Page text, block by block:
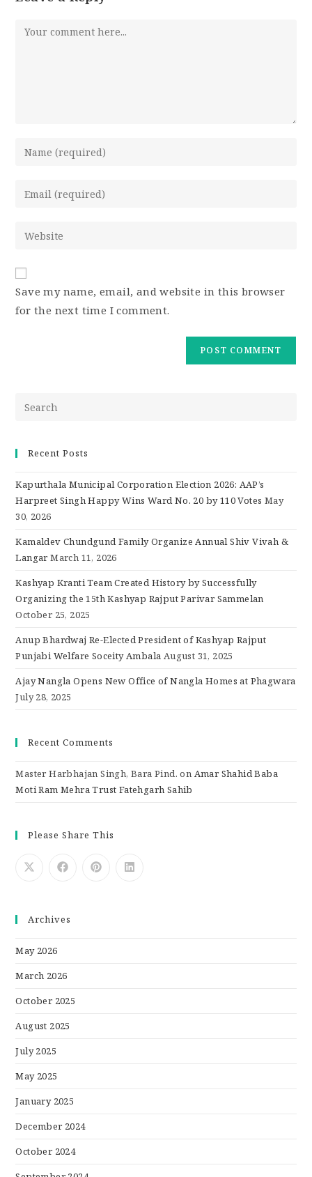
Save my name, email, and website in this browser
for the next time I comment.
Recent Posts
Kapurthala Municipal Corporation Election 2026: AAP’s
Harpreet Singh Happy Wins Ward No. 20 by 110 Votes May
30, 2026
Kamaldev Chundgund Family Organize Annual Shiv Vivah &
Langar March 11, 2026
Kashyap Kranti Team Created History by Successfully
Organizing the 15th Kashyap Rajput Parivar Sammelan
October 25, 2025
Anup Bhardwaj Re-Elected President of Kashyap Rajput
Punjabi Welfare Soceity Ambala August 31, 2025
Ajay Nangla Opens New Office of Nangla Homes at Phagwara
July 28, 2025
Recent Comments
Master Harbhajan Singh, Bara Pind. on Amar Shahid Baba
Moti Ram Mehra Trust Fatehgarh Sahib
Please Share This
Archives
May 2026
March 2026
October 2025
August 2025
July 2025
May 2025
January 2025
December 2024
October 2024